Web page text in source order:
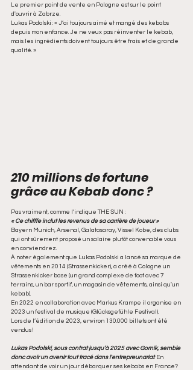
Le premier point de vente en Pologne est sur le point
d'ouvrir à Zabrze.
Lukas Podolski : « J’ai toujours aimé et mangé des kebabs
depuis mon enfance. Je ne veux pas réinventer le kebab,
mais les ingrédients doivent toujours être frais et de grande
qualité. »
210 millions de fortune
grâce au Kebab donc ?
Pas vraiment, comme l’indique THE SUN :
« Ce chifffe inclut les revenus de sa carrière de joueur »
Bayern Munich, Arsenal, Galatasaray, Vissel Kobe, des clubs
qui ont sûrement proposé un salaire plutôt convenable vous
en conviendrez.
À noter également que Lukas Podolski a lancé sa marque de
vêtements en 2014 (Strassenkicker), a créé à Cologne un
Strassenkicker base (un grand complexe de foot avec 7
terrains, un bar sportif, un magasin de vêtements, ainsi qu'un
kebab).
En 2022 en collaboration avec Markus Krampe il organise en
2023 un festival de musique (Glücksgefühle Festival).
Lors de l’édition de 2023, environ 130.000 billets ont été
vendus !
Lukas Podolski, sous contrat jusqu’à 2025 avec Gornik, semble
donc avoir un avenir tout tracé dans l'entrepreunariat. En
attendant de voir un jour débarquer ses kebabs en France?